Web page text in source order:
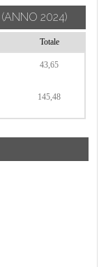
(ANNO 2024)
Totale
43,65
145,48